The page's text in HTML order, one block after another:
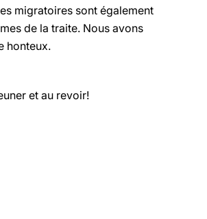
migratoires sont également
de la traite. Nous avons
honteux.
et au revoir!